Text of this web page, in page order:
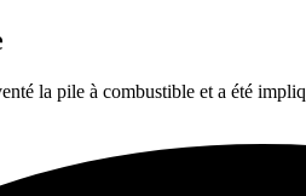
la pile à combustible et a été